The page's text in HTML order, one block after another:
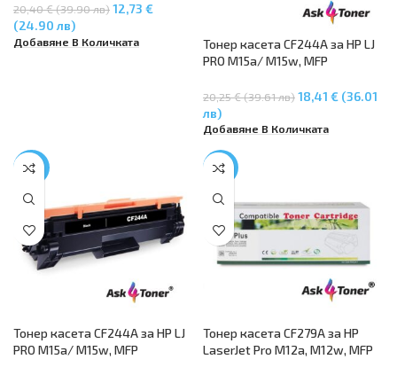
20,40 € (39.90 лв)12,73 €
(24.90 лв)
Добавяне В Количката
Тонер касета CF244A за HP LJ
PRO M15a/ M15w, MFP
20,25 € (39.61 лв)18,41 € (36.01
лв)
Добавяне В Количката
-50%
Тонер касета CF244A за HP LJ
PRO M15a/ M15w, MFP
-14%
Тонер касета CF279A за HP
LaserJet Pro M12a, M12w, MFP